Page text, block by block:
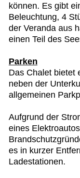
können. Es gibt
Beleuchtung, 4
der Veranda aus
einen Teil des
Parken
Das Chalet bietet
neben der
allgemeinen
Aufgrund der
eines
es in kurzer
Ladestationen.